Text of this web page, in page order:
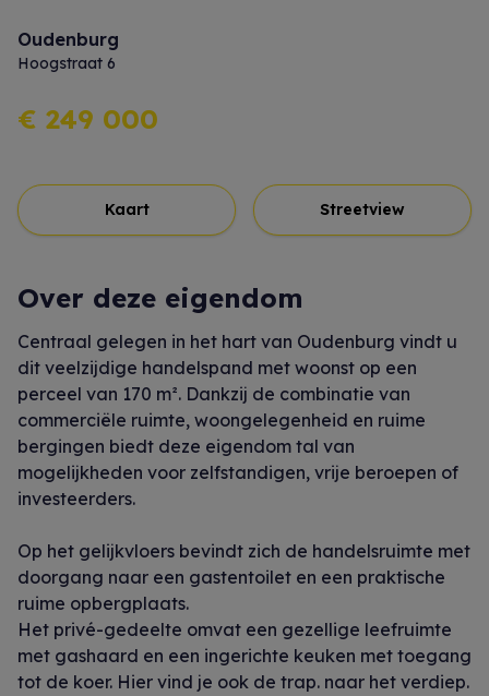
Oudenburg
Hoogstraat 6
€ 249 000
Kaart Streetview
Over deze eigendom
Centraal gelegen in het hart van Oudenburg vindt u
dit veelzijdige handelspand met woonst op een
perceel van 170 m². Dankzij de combinatie van
commerciële ruimte, woongelegenheid en ruime
bergingen biedt deze eigendom tal van
mogelijkheden voor zelfstandigen, vrije beroepen of
investeerders.
Op het gelijkvloers bevindt zich de handelsruimte met
doorgang naar een gastentoilet en een praktische
ruime opbergplaats.
Het privé-gedeelte omvat een gezellige leefruimte
met gashaard en een ingerichte keuken met toegang
tot de koer. Hier vind je ook de trap. naar het verdiep.